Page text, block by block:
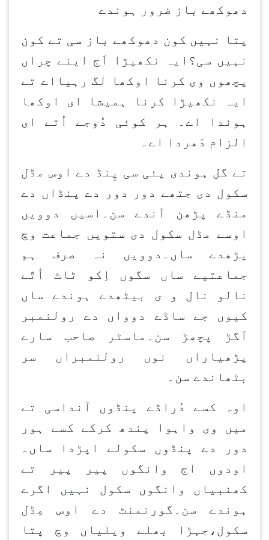
دھوکھے باز ضرور ہوندے
پتا نہیں کون دھوکھے باز سی تے کون
نہیں سی؟ایہ نکھیڑا اَج اینے چراں
پچھوں وی کرنا اوکھا لگ رہیااے تے
ایہ نکھیڑا کرنا ہمیشا ای اوکھا
ہوندا اے۔ ہر کوئی دُوجے اُتے ای
الزام دَھردا اے۔
تے گل ہوندی پئی سی پِنڈ دے اوس مڈل
سکول دی جتھے دور دور دے پنڈاں دے
منڈے پڑھن آندے سن۔اسیں دوویں
اوسے مڈل سکول دی ستویں جماعت وچ
پڑھدے ساں۔دوویں نہ صرف ہم
جماعتیے ساں سگوں اِکو ٹاٹ اُتّے
نالو نال و ی بیٹھدے ہوندے ساں
کیوں جے ساڈے دوواں دے رولنمبر
اَگڑ پچھڑ سن۔ماسٹر صاحب سارے
پڑھیاراں نوں رولنمبراں سر
بٹھاندے سن۔
اوہ کسے دُراڈے پنڈوں آنداسی تے
میں وی واہوا پندھ کرکے کسے ہور
دور دے پنڈوں سکولے اپڑدا ساں۔
اودوں اج وانگوں پیر پیر تے
کھنبیاں وانگوں سکول نہیں اگرے
ہوندے سن۔گورنمنٹ دے اوس مِڈل
سکول،جہڑا بھلے ویلیاں وچ پتا